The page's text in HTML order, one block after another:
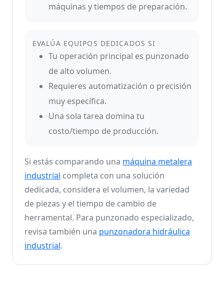
máquinas y tiempos de preparación.
EVALÚA EQUIPOS DEDICADOS SI
Tu operación principal es punzonado
de alto volumen.
Requieres automatización o precisión
muy específica.
Una sola tarea domina tu
costo/tiempo de producción.
Si estás comparando una máquina metalera
industrial completa con una solución
dedicada, considera el volumen, la variedad
de piezas y el tiempo de cambio de
herramental. Para punzonado especializado,
revisa también una punzonadora hidráulica
industrial.